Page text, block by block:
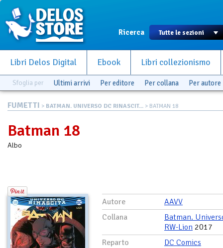
Ricerca
Libri Delos Digital Ebook Libri collezionismo
Sfoglia per Ultimi arrivi Per editore Per collana Per autore
FUMETTI > BATMAN. UNIVERSO DC RINASCIT... > BATMAN 18
Batman 18
Albo
Autore
AAVV
Collana
Batman.
RW-Lion 2017
Reparto
DC Comics